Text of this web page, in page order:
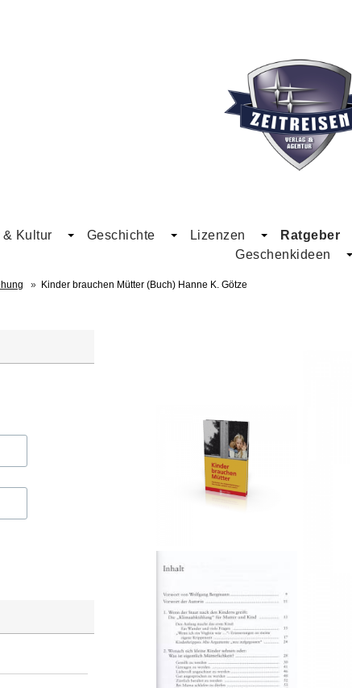
& Kultur Geschichte Lizenzen Ratgeber
Geschenkideen
» Kinder brauchen Mütter (Buch) Hanne K. Götze